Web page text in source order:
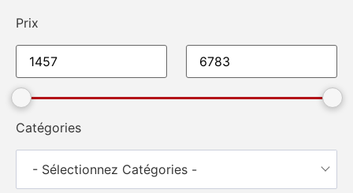
Prix
Catégories
- Sélectionnez Catégories -